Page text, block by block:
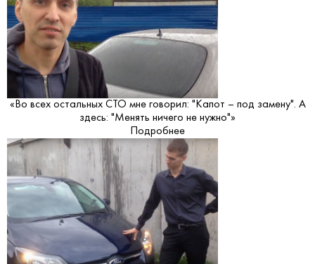
«Во всех остальных СТО мне говорил: "Капот – под замену". А
здесь: "Менять ничего не нужно"»
Подробнее